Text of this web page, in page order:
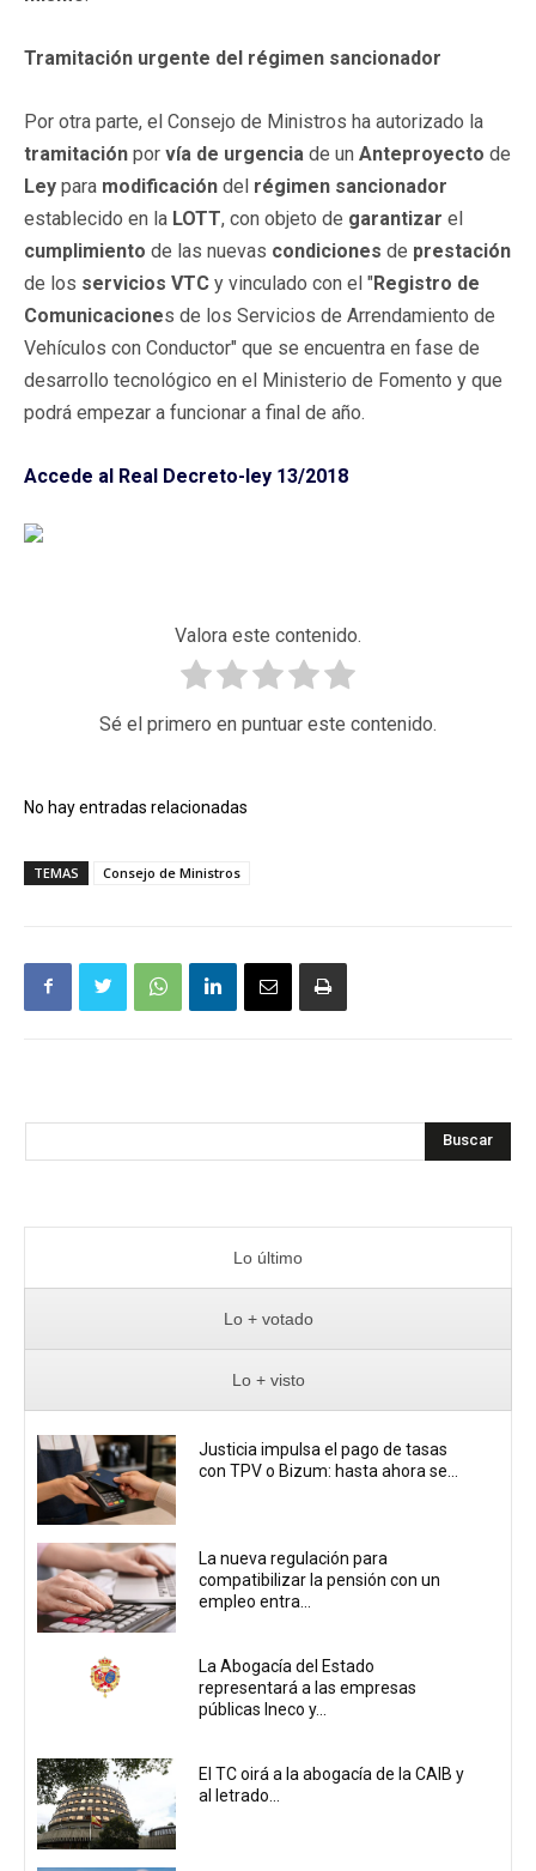
Tramitación urgente del régimen sancionador
Por otra parte, el Consejo de Ministros ha autorizado la
tramitación por vía de urgencia de un Anteproyecto de
Ley para modificación del régimen sancionador
establecido en la LOTT, con objeto de garantizar el
cumplimiento de las nuevas condiciones de prestación
de los servicios VTC y vinculado con el "Registro de
Comunicaciones de los Servicios de Arrendamiento de
Vehículos con Conductor" que se encuentra en fase de
desarrollo tecnológico en el Ministerio de Fomento y que
podrá empezar a funcionar a final de año.
Accede al Real Decreto-ley 13/2018
Valora este contenido.
Sé el primero en puntuar este contenido.
No hay entradas relacionadas
TEMAS Consejo de Ministros
Buscar
Lo último
Lo + votado
Lo + visto
Justicia impulsa el pago de tasas
con TPV o Bizum: hasta ahora se...
La nueva regulación para
compatibilizar la pensión con un
empleo entra...
La Abogacía del Estado
representará a las empresas
públicas Ineco y...
El TC oirá a la abogacía de la CAIB y
al letrado...